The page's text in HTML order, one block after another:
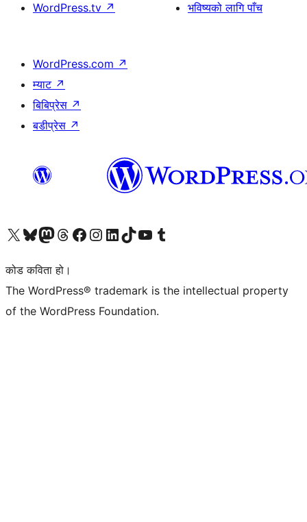
WordPress.tv ↗
भविष्यको लागि पाँच
WordPress.com ↗
म्याट ↗
बिबिप्रेस ↗
बडीप्रेस ↗
हाम्रो X (पहिले ट्विटर) खातामा जानुहोस्
हाम्रो Bluesky खाता भ्रमण गर्नुहोस्
हाम्रो म्यास्टोडन खाता भ्रमण गर्नुहोस्
हाम्रो थ्रेड्स खातामा जानुहोस्
हाम्रो फेसबुक पेजमा जानुहोस्
हाम्रो इन्स्टाग्राम खातामा जानुहोस्
हाम्रो लिङ्क्डइन खातामा जानुहोस्
हाम्रो TikTok खाता भ्रमण गर्नुहोस्
हाम्रो युट्युब च्यानलमा जानुहोस्
हाम्रो टम्बलर खाता भ्रमण गर्नुहोस्
कोड कविता हो।
The WordPress® trademark is the intellectual property
of the WordPress Foundation.